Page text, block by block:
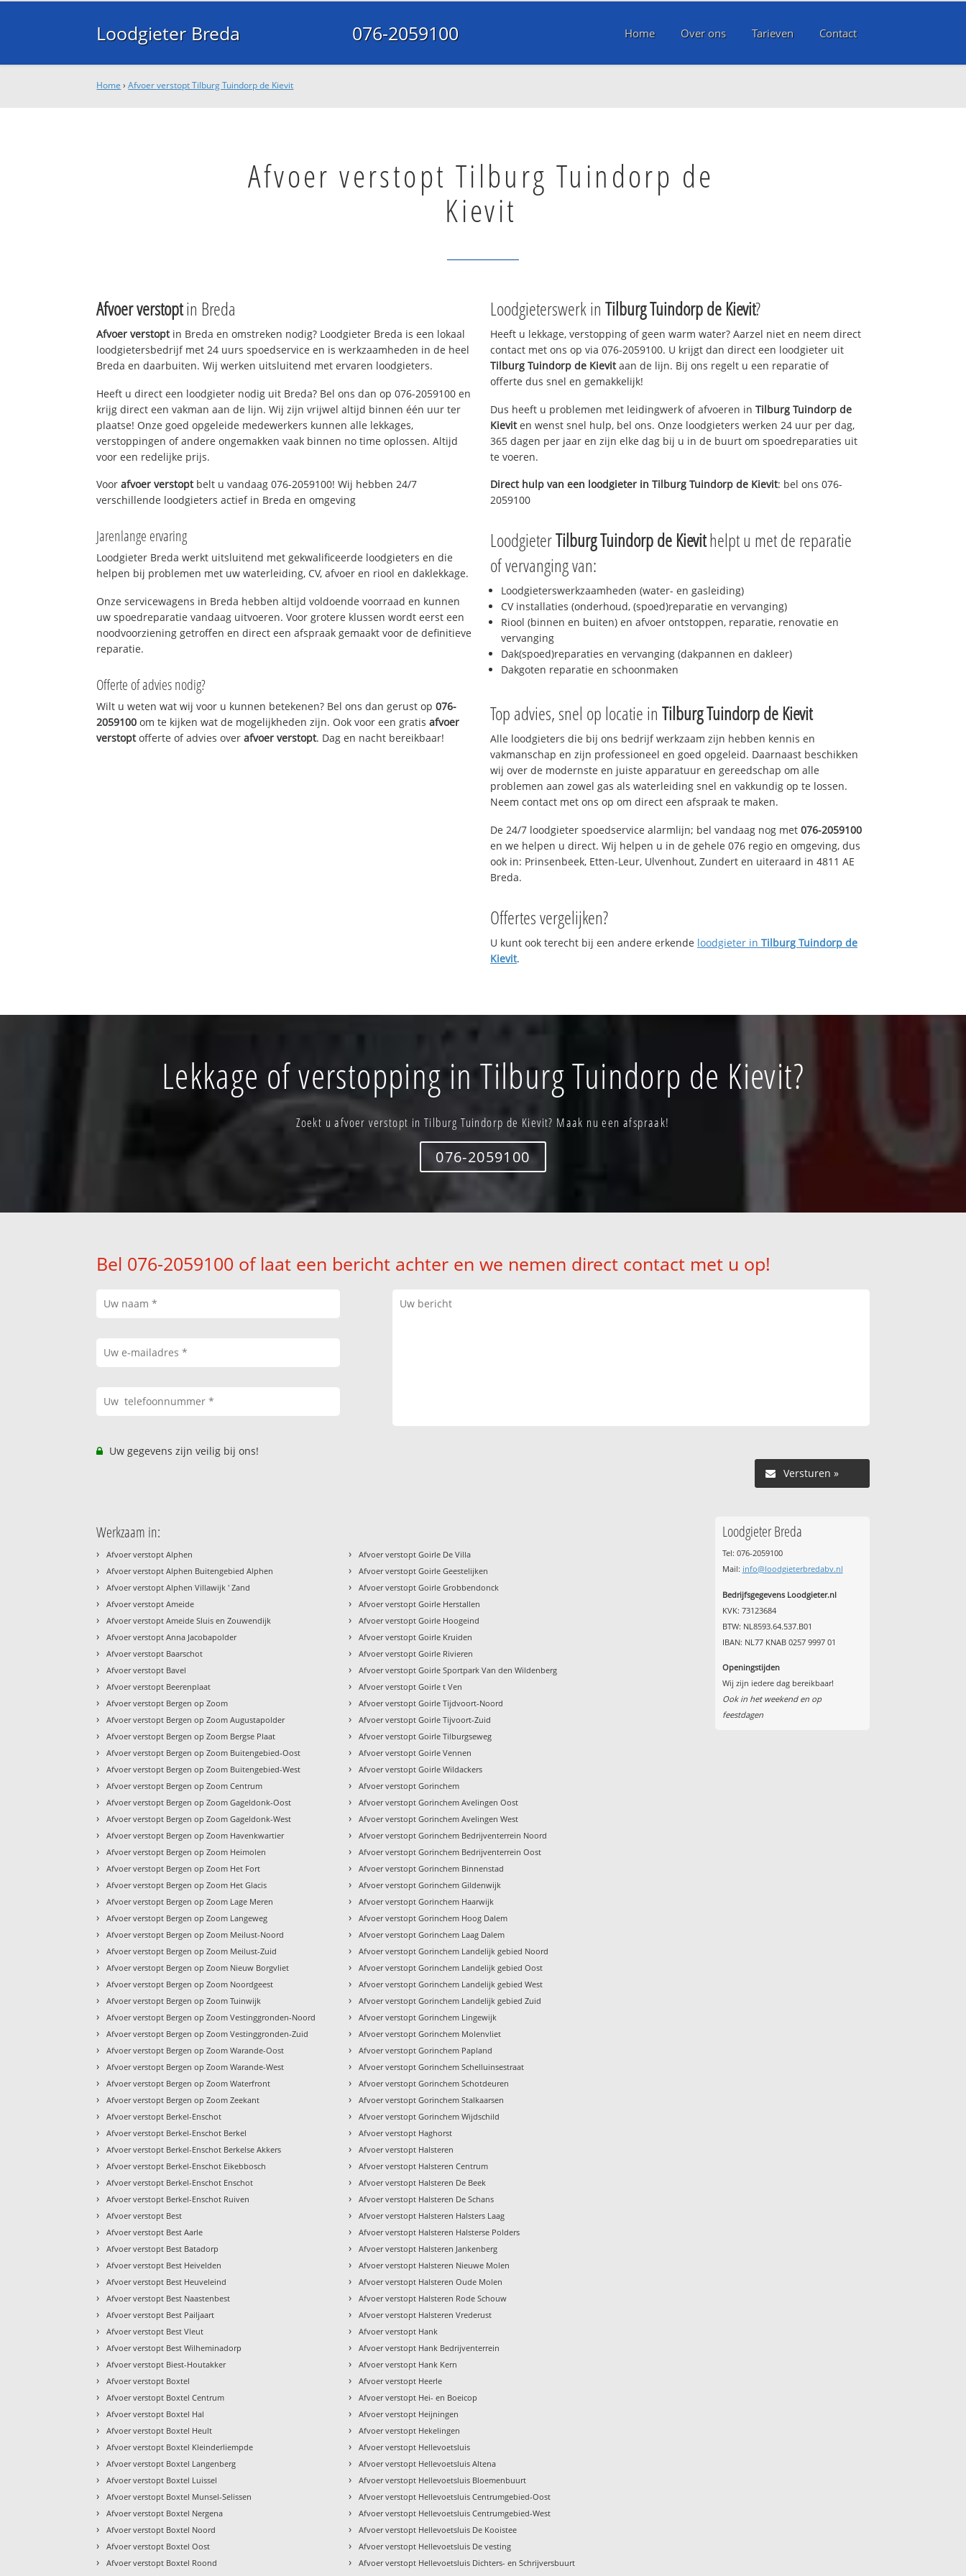
Loodgieter Breda 076-2059100 Home Over ons Tarieven Contact
Home ›Afvoer verstopt Tilburg Tuindorp de Kievit
Afvoer verstopt Tilburg Tuindorp de
Kievit
Afvoer verstoptin Breda
Afvoer verstoptin Breda en omstreken nodig? Loodgieter Breda is een lokaal
loodgietersbedrijf met 24 uurs spoedservice en is werkzaamheden in de heel
Breda en daarbuiten. Wij werken uitsluitend met ervaren loodgieters.
Heeft u direct een loodgieter nodig uit Breda? Bel ons dan op 076-2059100 en
krijg direct een vakman aan de lijn. Wij zijn vrijwel altijd binnen één uur ter
plaatse! Onze goed opgeleide medewerkers kunnen alle lekkages,
verstoppingen of andere ongemakken vaak binnen no time oplossen. Altijd
voor een redelijke prijs.
Voorafvoer verstoptbelt u vandaag 076-2059100! Wij hebben 24/7
verschillende loodgieters actief in Breda en omgeving
Jarenlange ervaring
Loodgieter Breda werkt uitsluitend met gekwalificeerde loodgieters en die
helpen bij problemen met uw waterleiding, CV, afvoer en riool en daklekkage.
Onze servicewagens in Breda hebben altijd voldoende voorraad en kunnen
uw spoedreparatie vandaag uitvoeren. Voor grotere klussen wordt eerst een
noodvoorziening getroffen en direct een afspraak gemaakt voor de definitieve
reparatie.
Offerte of advies nodig?
Wilt u weten wat wij voor u kunnen betekenen? Bel ons dan gerust op076-
2059100 om te kijken wat de mogelijkheden zijn. Ook voor een gratisafvoer
verstoptofferte of advies overafvoer verstopt. Dag en nacht bereikbaar!
Loodgieterswerk in Tilburg Tuindorp de Kievit?
Heeft u lekkage, verstopping of geen warm water? Aarzel niet en neem direct
contact met ons op via 076-2059100. U krijgt dan direct een loodgieter uit
Tilburg Tuindorp de Kievitaan de lijn. Bij ons regelt u een reparatie of
offerte dus snel en gemakkelijk!
Dus heeft u problemen met leidingwerk of afvoeren in Tilburg Tuindorp de
Kieviten wenst snel hulp, bel ons. Onze loodgieters werken 24 uur per dag,
365 dagen per jaar en zijn elke dag bij u in de buurt om spoedreparaties uit
te voeren.
Direct hulp van een loodgieter in Tilburg Tuindorp de Kievit: bel ons 076-
2059100
LoodgieterTilburg Tuindorp de Kievithelpt u met de reparatie
of vervanging van:
Loodgieterswerkzaamheden (water- en gasleiding)
CV installaties (onderhoud, (spoed)reparatie en vervanging)
Riool (binnen en buiten) en afvoer ontstoppen, reparatie, renovatie en
vervanging
Dak(spoed)reparaties en vervanging (dakpannen en dakleer)
Dakgoten reparatie en schoonmaken
Top advies, snel op locatie in Tilburg Tuindorp de Kievit
Alle loodgieters die bij ons bedrijf werkzaam zijn hebben kennis en
vakmanschap en zijn professioneel en goed opgeleid. Daarnaast beschikken
wij over de modernste en juiste apparatuur en gereedschap om alle
problemen aan zowel gas als waterleiding snel en vakkundig op te lossen.
Neem contact met ons op om direct een afspraak te maken.
De 24/7 loodgieter spoedservice alarmlijn; bel vandaag nog met 076-2059100
en we helpen u direct. Wij helpen u in de gehele 076 regio en omgeving, dus
ook in: Prinsenbeek, Etten-Leur, Ulvenhout, Zundert en uiteraard in 4811 AE
Breda.
Offertes vergelijken?
U kunt ook terecht bij een andere erkende loodgieter in Tilburg Tuindorp de
Kievit.
Lekkage of verstopping in Tilburg Tuindorp de Kievit?
Zoekt u afvoer verstopt in Tilburg Tuindorp de Kievit? Maak nu een afspraak!
076-2059100
Bel 076-2059100 of laat een bericht achter en we nemen direct contact met u op!
Uw gegevens zijn veilig bij ons!
Versturen »
Werkzaam in:
› Afvoer verstopt Alphen
› Afvoer verstopt Alphen Buitengebied Alphen
› Afvoer verstopt Alphen Villawijk ' Zand
› Afvoer verstopt Ameide
› Afvoer verstopt Ameide Sluis en Zouwendijk
› Afvoer verstopt Anna Jacobapolder
› Afvoer verstopt Baarschot
› Afvoer verstopt Bavel
› Afvoer verstopt Beerenplaat
› Afvoer verstopt Bergen op Zoom
› Afvoer verstopt Bergen op Zoom Augustapolder
› Afvoer verstopt Bergen op Zoom Bergse Plaat
› Afvoer verstopt Bergen op Zoom Buitengebied-Oost
› Afvoer verstopt Bergen op Zoom Buitengebied-West
› Afvoer verstopt Bergen op Zoom Centrum
› Afvoer verstopt Bergen op Zoom Gageldonk-Oost
› Afvoer verstopt Bergen op Zoom Gageldonk-West
› Afvoer verstopt Bergen op Zoom Havenkwartier
› Afvoer verstopt Bergen op Zoom Heimolen
› Afvoer verstopt Bergen op Zoom Het Fort
› Afvoer verstopt Bergen op Zoom Het Glacis
› Afvoer verstopt Bergen op Zoom Lage Meren
› Afvoer verstopt Bergen op Zoom Langeweg
› Afvoer verstopt Bergen op Zoom Meilust-Noord
› Afvoer verstopt Bergen op Zoom Meilust-Zuid
› Afvoer verstopt Bergen op Zoom Nieuw Borgvliet
› Afvoer verstopt Bergen op Zoom Noordgeest
› Afvoer verstopt Bergen op Zoom Tuinwijk
› Afvoer verstopt Bergen op Zoom Vestinggronden-Noord
› Afvoer verstopt Bergen op Zoom Vestinggronden-Zuid
› Afvoer verstopt Bergen op Zoom Warande-Oost
› Afvoer verstopt Bergen op Zoom Warande-West
› Afvoer verstopt Bergen op Zoom Waterfront
› Afvoer verstopt Bergen op Zoom Zeekant
› Afvoer verstopt Berkel-Enschot
› Afvoer verstopt Berkel-Enschot Berkel
› Afvoer verstopt Berkel-Enschot Berkelse Akkers
› Afvoer verstopt Berkel-Enschot Eikebbosch
› Afvoer verstopt Berkel-Enschot Enschot
› Afvoer verstopt Berkel-Enschot Ruiven
› Afvoer verstopt Best
› Afvoer verstopt Best Aarle
› Afvoer verstopt Best Batadorp
› Afvoer verstopt Best Heivelden
› Afvoer verstopt Best Heuveleind
› Afvoer verstopt Best Naastenbest
› Afvoer verstopt Best Pailjaart
› Afvoer verstopt Best Vleut
› Afvoer verstopt Best Wilheminadorp
› Afvoer verstopt Biest-Houtakker
› Afvoer verstopt Boxtel
› Afvoer verstopt Boxtel Centrum
› Afvoer verstopt Boxtel Hal
› Afvoer verstopt Boxtel Heult
› Afvoer verstopt Boxtel Kleinderliempde
› Afvoer verstopt Boxtel Langenberg
› Afvoer verstopt Boxtel Luissel
› Afvoer verstopt Boxtel Munsel-Selissen
› Afvoer verstopt Boxtel Nergena
› Afvoer verstopt Boxtel Noord
› Afvoer verstopt Boxtel Oost
› Afvoer verstopt Boxtel Roond
› Afvoer verstopt Goirle De Villa
› Afvoer verstopt Goirle Geestelijken
› Afvoer verstopt Goirle Grobbendonck
› Afvoer verstopt Goirle Herstallen
› Afvoer verstopt Goirle Hoogeind
› Afvoer verstopt Goirle Kruiden
› Afvoer verstopt Goirle Rivieren
› Afvoer verstopt Goirle Sportpark Van den Wildenberg
› Afvoer verstopt Goirle t Ven
› Afvoer verstopt Goirle Tijdvoort-Noord
› Afvoer verstopt Goirle Tijvoort-Zuid
› Afvoer verstopt Goirle Tilburgseweg
› Afvoer verstopt Goirle Vennen
› Afvoer verstopt Goirle Wildackers
› Afvoer verstopt Gorinchem
› Afvoer verstopt Gorinchem Avelingen Oost
› Afvoer verstopt Gorinchem Avelingen West
› Afvoer verstopt Gorinchem Bedrijventerrein Noord
› Afvoer verstopt Gorinchem Bedrijventerrein Oost
› Afvoer verstopt Gorinchem Binnenstad
› Afvoer verstopt Gorinchem Gildenwijk
› Afvoer verstopt Gorinchem Haarwijk
› Afvoer verstopt Gorinchem Hoog Dalem
› Afvoer verstopt Gorinchem Laag Dalem
› Afvoer verstopt Gorinchem Landelijk gebied Noord
› Afvoer verstopt Gorinchem Landelijk gebied Oost
› Afvoer verstopt Gorinchem Landelijk gebied West
› Afvoer verstopt Gorinchem Landelijk gebied Zuid
› Afvoer verstopt Gorinchem Lingewijk
› Afvoer verstopt Gorinchem Molenvliet
› Afvoer verstopt Gorinchem Papland
› Afvoer verstopt Gorinchem Schelluinsestraat
› Afvoer verstopt Gorinchem Schotdeuren
› Afvoer verstopt Gorinchem Stalkaarsen
› Afvoer verstopt Gorinchem Wijdschild
› Afvoer verstopt Haghorst
› Afvoer verstopt Halsteren
› Afvoer verstopt Halsteren Centrum
› Afvoer verstopt Halsteren De Beek
› Afvoer verstopt Halsteren De Schans
› Afvoer verstopt Halsteren Halsters Laag
› Afvoer verstopt Halsteren Halsterse Polders
› Afvoer verstopt Halsteren Jankenberg
› Afvoer verstopt Halsteren Nieuwe Molen
› Afvoer verstopt Halsteren Oude Molen
› Afvoer verstopt Halsteren Rode Schouw
› Afvoer verstopt Halsteren Vrederust
› Afvoer verstopt Hank
› Afvoer verstopt Hank Bedrijventerrein
› Afvoer verstopt Hank Kern
› Afvoer verstopt Heerle
› Afvoer verstopt Hei- en Boeicop
› Afvoer verstopt Heijningen
› Afvoer verstopt Hekelingen
› Afvoer verstopt Hellevoetsluis
› Afvoer verstopt Hellevoetsluis Altena
› Afvoer verstopt Hellevoetsluis Bloemenbuurt
› Afvoer verstopt Hellevoetsluis Centrumgebied-Oost
› Afvoer verstopt Hellevoetsluis Centrumgebied-West
› Afvoer verstopt Hellevoetsluis De Kooistee
› Afvoer verstopt Hellevoetsluis De vesting
› Afvoer verstopt Hellevoetsluis Dichters- en Schrijversbuurt
Loodgieter Breda
Tel: 076-2059100
Mail: info@loodgieterbredabv.nl
Bedrijfsgegevens Loodgieter.nl
KVK: 73123684
BTW: NL8593.64.537.B01
IBAN: NL77 KNAB 0257 9997 01
Openingstijden
Wij zijn iedere dag bereikbaar!
Ook in het weekend en op
feestdagen